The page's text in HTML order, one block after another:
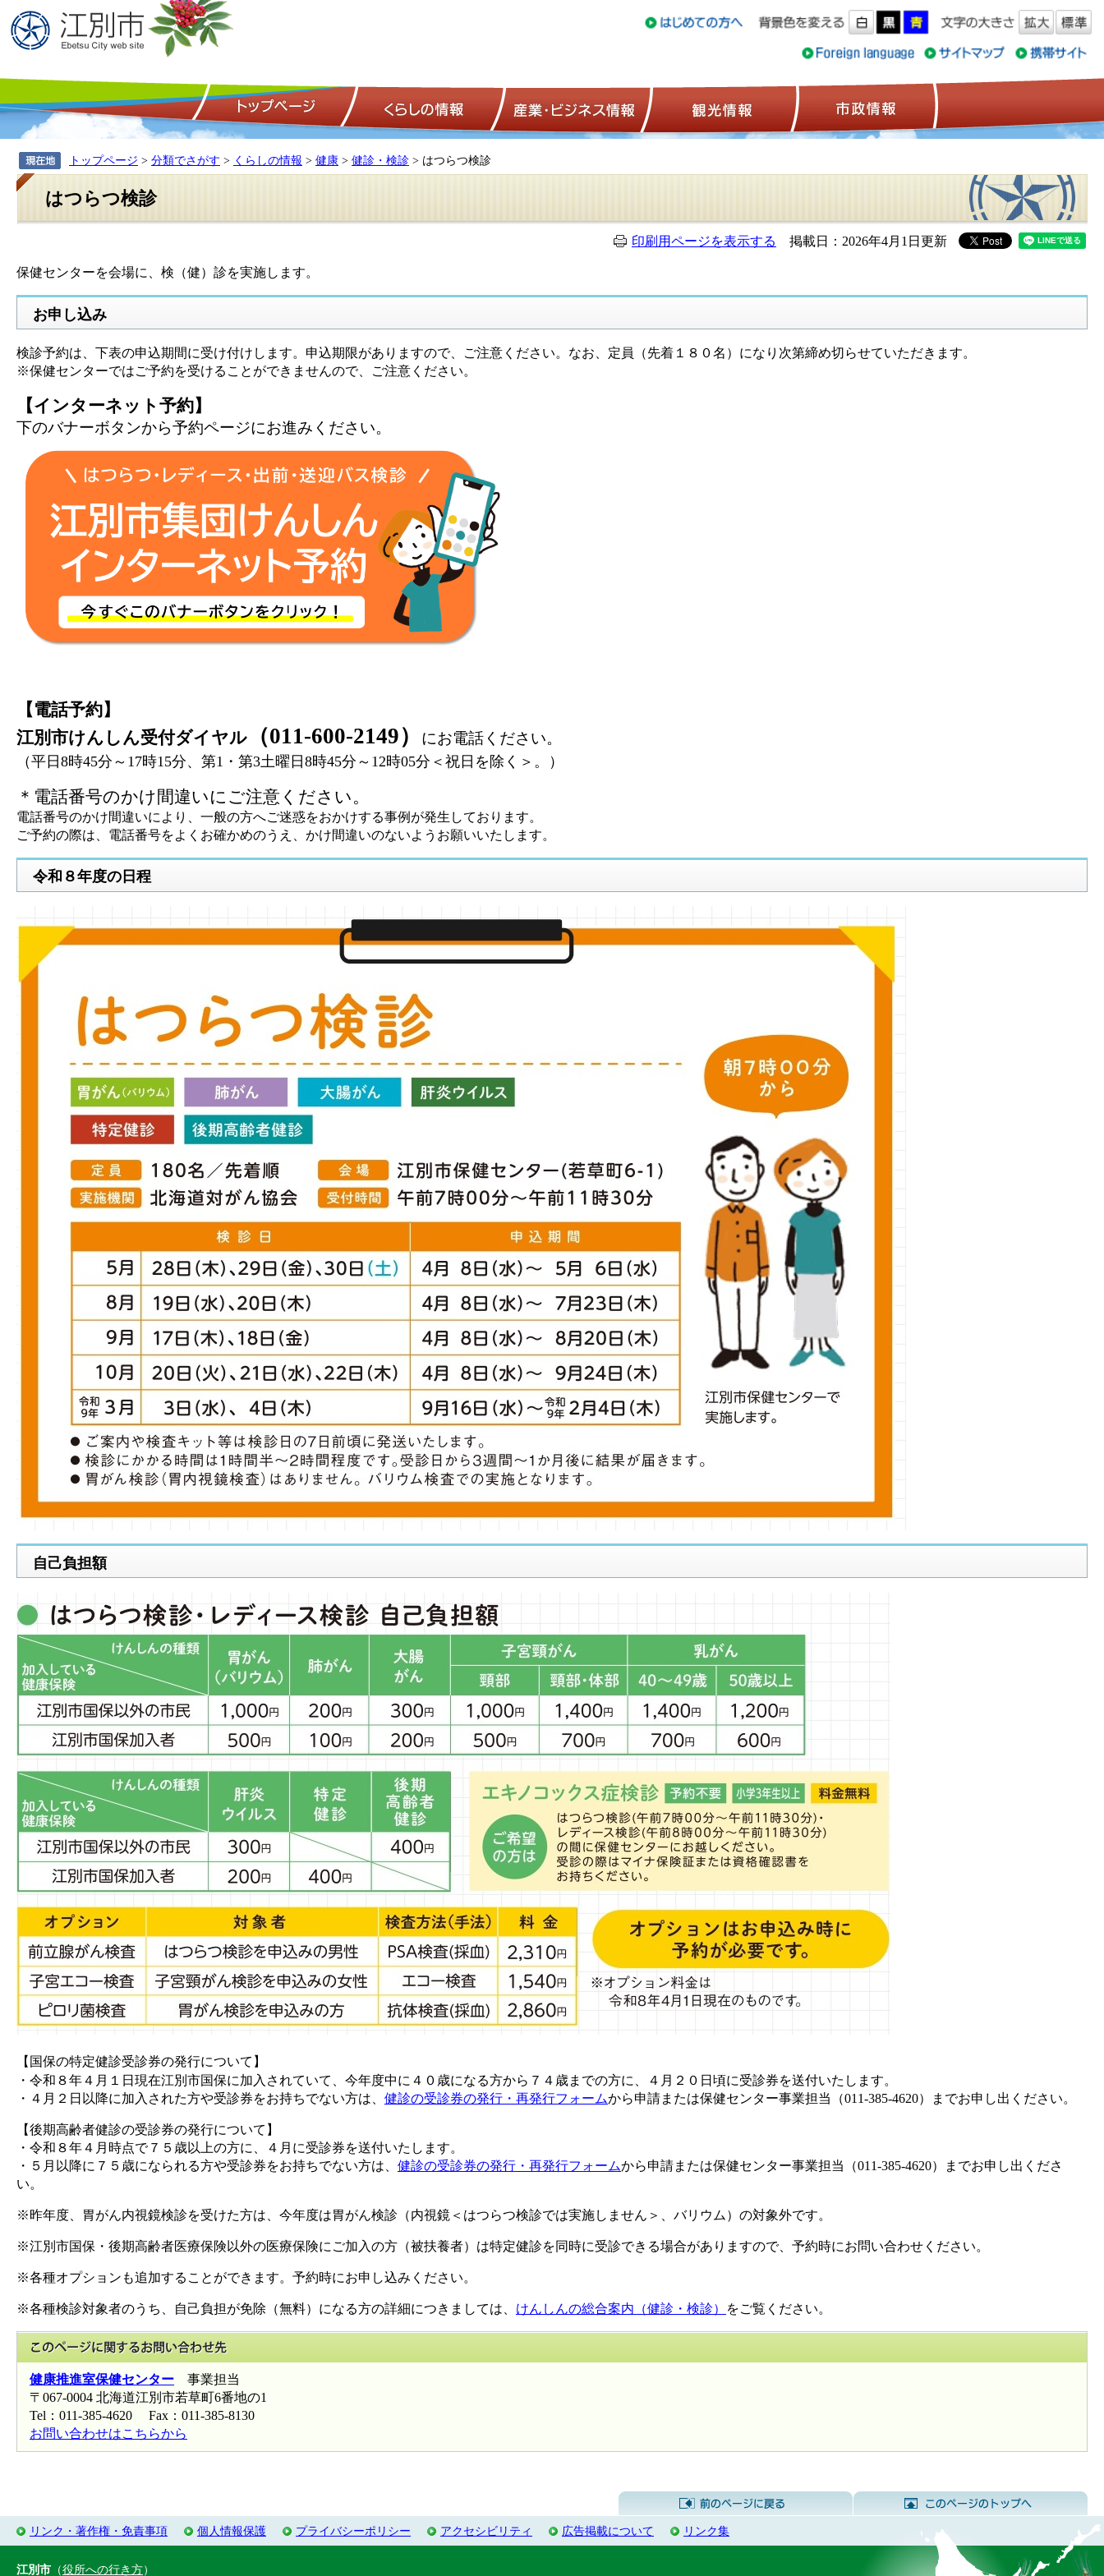
トップページ くらしの情報 産業・ビジネス情報 観光情報
トップページ > 分類でさがす > くらしの情報 > 健康 > 健診・検診 > はつらつ検診
はつらつ検診
印刷用ページを表示する 掲載日：2026年4月1日更新
保健センターを会場に、検（健）診を実施します。
お申し込み
検診予約は、下表の申込期間に受け付けします。申込期限がありますので、ご注意ください。なお、定員（先着１８０名）になり次第締め切らせていただきます。
※保健センターではご予約を受けることができませんので、ご注意ください。
【インターネット予約】
下のバナーボタンから予約ページにお進みください。
【電話予約】
江別市けんしん受付ダイヤル
（011-600-2149） にお電話ください。
（平日8時45分～17時15分、第1・第3土曜日8時45分～12時05分＜祝日を除く＞。）
＊電話番号のかけ間違いにご注意ください。
電話番号のかけ間違いにより、一般の方へご迷惑をおかけする事例が発生しております。
ご予約の際は、電話番号をよくお確かめのうえ、かけ間違いのないようお願いいたします。
令和８年度の日程
自己負担額
【国保の特定健診受診券の発行について】
・令和８年４月１日現在江別市国保に加入されていて、今年度中に４０歳になる方から７４歳までの方に、４月２０日頃に受診券を送付いたします。​
・４月２日以降に加入された方や受診券をお持ちでない方は、 健診の受診券の発行・再発行フォームから申請または保健センター事業担当（011-385-4620）までお申し出​ください。
【後期高齢者健診の受診券の発行について】
・令和８年４月時点で７５歳以上の方に、４月に受診券を送付いたします。
・５月以降に７５歳になられる方や受診券をお持ちでない方は、 健診の受診券の発行・再発行フォームから申請または保健センター事業担当（011-385-4620）までお申し出くださ
い。
※昨年度、胃がん内視鏡検診を受けた方は、今年度は胃がん検診（内視鏡＜はつらつ検診では実施しません＞、バリウム）の対象外です。
※江別市国保・後期高齢者医療保険以外の医療保険にご加入の方（被扶養者）は特定健診を同時に受診できる場合がありますので、予約時にお問い合わせください。
※各種オプションも追加することができます。予約時にお申し込みください。
※各種検診対象者のうち、自己負担が免除（無料）になる方の詳細につきましては、 けんしんの総合案内（健診・検診） をご覧ください。
健康推進室保健センター 事業担当
〒067-0004 北海道江別市若草町6番地の1
Tel：011-385-4620 Fax：011-385-8130
お問い合わせはこちらから
前のページに戻る
リンク・著作権・免責事項 個人情報保護 プライバシーポリシー アクセシビリティ 広告掲載について リンク集
江別市 （役所への行き方）